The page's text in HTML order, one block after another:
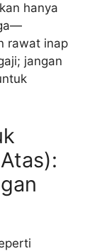
hanya
rawat inap
jangan